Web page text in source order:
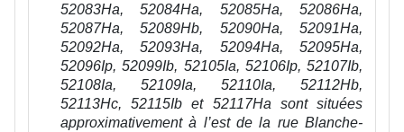
52083Ha, 52084Ha, 52085Ha, 52086Ha,
52087Ha, 52089Hb, 52090Ha, 52091Ha,
52092Ha, 52093Ha, 52094Ha, 52095Ha,
52096Ip, 52099Ib, 52105Ia, 52106Ip, 52107Ib,
52108Ia, 52109Ia, 52110Ia, 52112Hb,
52113Hc, 52115Ib et 52117Ha sont situées
approximativement à l’est de la rue Blanche-